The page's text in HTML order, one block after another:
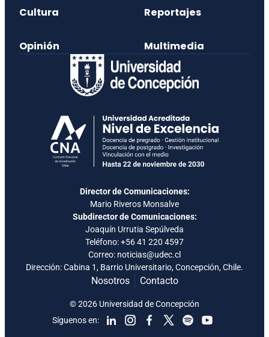
Cultura Reportajes
Opinión Multimedia
Director de Comunicaciones:
Mario Riveros Monsalve
Subdirector de Comunicaciones:
Joaquín Urrutia Sepúlveda
Teléfono:+56 41 220 4597
Correo: noticias@udec.cl
Dirección: Cabina 1, Barrio Universitario, Concepción, Chile.
Nosotros Contacto
Síguenos en:
© 2026 Universidad de Concepción